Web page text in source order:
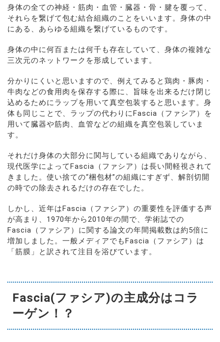
身体の全ての神経・筋肉・血管・臓器・骨・腱を覆って、
それらを繋げて包む結合組織のことをいいます。身体の中
にある、あらゆる組織を繋げているものです。
身体の中に何百または何千も存在していて、身体の複雑な
三次元のネットワークを形成しています。
分かりにくいと思いますので、例えてみると鶏肉・豚肉・
牛肉などの食用肉を保存する際に、旨味を出来るだけ閉じ
込めるためにラップを用いて真空包装すると思います。身
体も同じことで、ラップの代わりにFascia（ファシア）を
用いて臓器や筋肉、血管などの組織を真空包装していま
す。
それだけ身体の大部分に関与している組織でありながら、
現代医学によってFascia（ファシア）は長い間軽視されて
きました。使い捨ての“梱包材”の組織にすぎず、解剖切開
の時での除去されるだけの存在でした。
しかし、近年はFascia（ファシア）の重要性を評価する声
が高まり、1970年から2010年の間で、学術誌での
Fascia（ファシア）に関する論文の年間掲載数は約5倍に
増加しました。一般メディアでもFascia（ファシア）は
「筋膜」と訳されて注目を浴びています。
Fascia(ファシア)の主成分はコラ
ーゲン！？